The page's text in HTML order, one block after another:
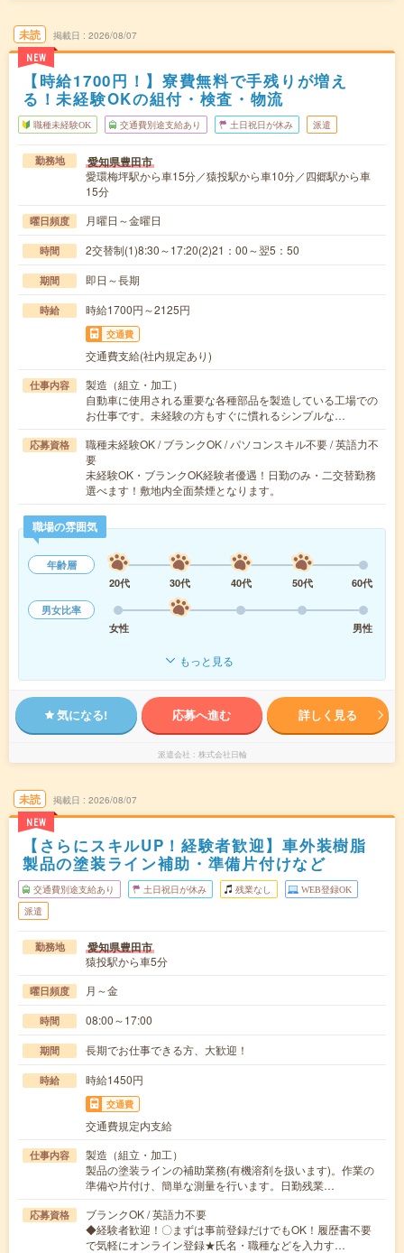
未読
NEW
掲載日 2026/08/07
【時給1700円！】寮費無料で手残りが増え
る！未経験OKの組付・検査・物流
職種未経験OK 交通費別途支給あり 土日祝日が休み 派遣
勤務地 愛知県豊田市
愛環梅坪駅から車15分／猿投駅から車10分／四郷駅から車
15分
曜日頻度 月曜日～金曜日
時間 2交替制(1)8:30～17:20(2)21：00～翌5：50
期間 即日～長期
時給 時給1700円～2125円
交通費
交通費支給(社内規定あり)
仕事内容
製造（組立・加工）
自動車に使用される重要な各種部品を製造している工場での
お仕事です。未経験の方もすぐに慣れるシンプルな…
応募資格
職種未経験OK / ブランクOK / パソコンスキル不要 / 英語力不
要
未経験OK・ブランクOK経験者優遇！日勤のみ・二交替勤務
選べます！敷地内全面禁煙となります。
職場の雰囲気
年齢層
20代
30代 40代 50代
60代
男女比率
女性
男性
もっと見る
気になる! 応募へ進む 詳しく見る
派遣会社 株式会社日輪
未読
NEW
掲載日 2026/08/07
【さらにスキルUP！経験者歓迎】車外装樹脂
製品の塗装ライン補助・準備片付けなど
交通費別途支給あり 土日祝日が休み 残業なし WEB登録OK
派遣
勤務地 愛知県豊田市
猿投駅から車5分
曜日頻度 月～金
時間 08:00～17:00
期間 長期でお仕事できる方、大歓迎！
時給 時給1450円
交通費
交通費規定内支給
仕事内容
製造（組立・加工）
製品の塗装ラインの補助業務(有機溶剤を扱います)。作業の
準備や片付け、簡単な測量を行います。日勤残業…
応募資格
ブランクOK / 英語力不要
◆経験者歓迎！〇まずは事前登録だけでもOK！履歴書不要
で気軽にオンライン登録★氏名・職種などを入力す…